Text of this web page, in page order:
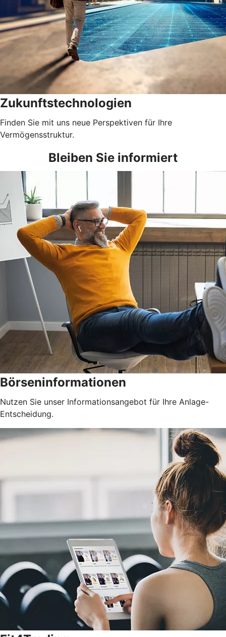
Zukunftstechnologien
Finden Sie mit uns neue Perspektiven für Ihre
Vermögensstruktur.
Bleiben Sie informiert
Börseninformationen
Nutzen Sie unser Informationsangebot für Ihre Anlage-
Entscheidung.